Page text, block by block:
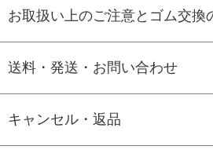
お取扱い上のご注意とゴム交換
送料・発送・お問い合わせ
キャンセル・返品